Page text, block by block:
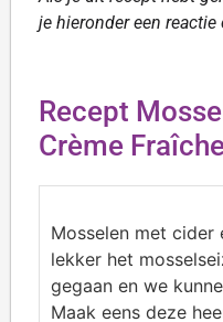
je hieronder een
Recept
Crème
Mosselen met cider
lekker het
gegaan en we
Maak eens deze